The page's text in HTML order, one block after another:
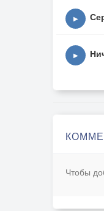
▶
▶
Чтобы